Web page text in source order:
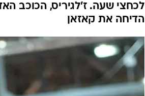
לכחצי שעה. ז'לגיריס, הכוכב
הדיחה את קאזאן